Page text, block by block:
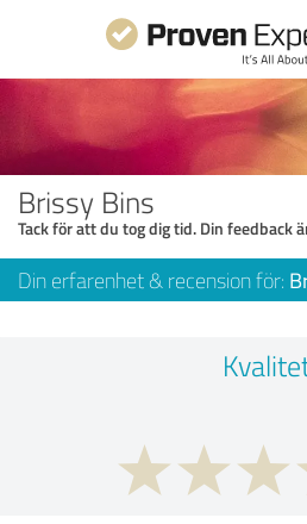
Brissy Bins
Tack för att du tog dig tid. Din feedback
Din erfarenhet & recension för: